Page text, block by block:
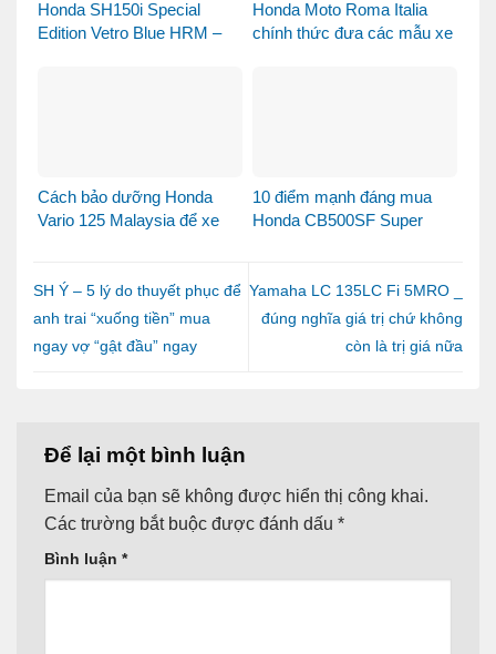
Honda SH150i Special
Edition Vetro Blue HRM –
Honda Moto Roma Italia
chính thức đưa các mẫu xe
Cách bảo dưỡng Honda
Vario 125 Malaysia để xe
10 điểm mạnh đáng mua
Honda CB500SF Super
SH Ý – 5 lý do thuyết phục để
anh trai “xuống tiền” mua
ngay vợ “gật đầu” ngay
Yamaha LC 135LC Fi 5MRO _
đúng nghĩa giá trị chứ không
còn là trị giá nữa
Để lại một bình luận
Email của bạn sẽ không được hiển thị công khai.
Các trường bắt buộc được đánh dấu *
Bình luận *